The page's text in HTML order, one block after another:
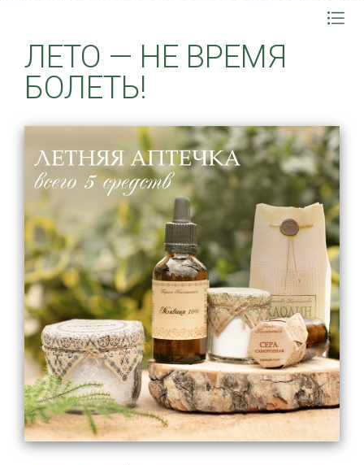
ЛЕТО — НЕ ВРЕМЯ
БОЛЕТЬ!